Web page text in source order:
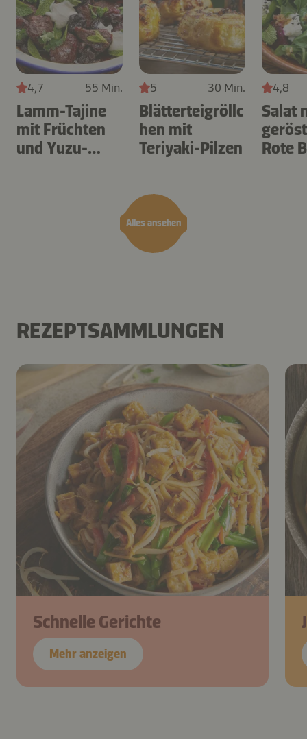
Alles ansehen
4,7 55 Min.
Lamm-Tajine
mit Früchten
und Yuzu-
5 30 Min.
Blätterteigröllc
hen mit
Teriyaki-Pilzen
4,8
Salat
Rote
REZEPTSAMMLUNGEN
Schnelle Gerichte
Mehr anzeigen